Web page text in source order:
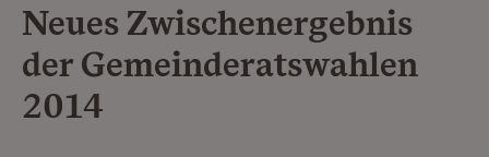
Neues Zwischenergebnis
der Gemeinderatswahlen
2014